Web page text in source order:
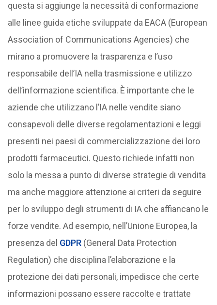
questa si aggiunge la necessità di conformazione
alle linee guida etiche sviluppate da EACA (European
Association of Communications Agencies) che
mirano a promuovere la trasparenza e l’uso
responsabile dell’IA nella trasmissione e utilizzo
dell’informazione scientifica. È importante che le
aziende che utilizzano l’IA nelle vendite siano
consapevoli delle diverse regolamentazioni e leggi
presenti nei paesi di commercializzazione dei loro
prodotti farmaceutici. Questo richiede infatti non
solo la messa a punto di diverse strategie di vendita
ma anche maggiore attenzione ai criteri da seguire
per lo sviluppo degli strumenti di IA che affiancano le
forze vendite. Ad esempio, nell’Unione Europea, la
presenza del GDPR(General Data Protection
Regulation) che disciplina l’elaborazione e la
protezione dei dati personali, impedisce che certe
informazioni possano essere raccolte e trattate